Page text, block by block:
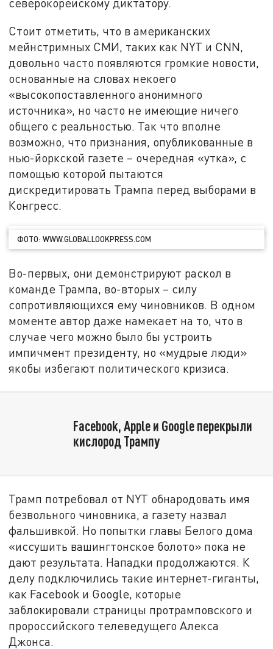
северокорейскому диктатору.
Стоит отметить, что в американских
мейнстримных СМИ, таких как NYT и CNN,
довольно часто появляются громкие новости,
основанные на словах некоего
«высокопоставленного анонимного
источника», но часто не имеющие ничего
общего с реальностью. Так что вполне
возможно, что признания, опубликованные в
нью-йоркской газете – очередная «утка», с
помощью которой пытаются
дискредитировать Трампа перед выборами в
Конгресс.
ФОТО: WWW.GLOBALLOOKPRESS.COM
Во-первых, они демонстрируют раскол в
команде Трампа, во-вторых – силу
сопротивляющихся ему чиновников. В одном
моменте автор даже намекает на то, что в
случае чего можно было бы устроить
импичмент президенту, но «мудрые люди»
якобы избегают политического кризиса.
Facebook, Apple и Google перекрыли
кислород Трампу
Трамп потребовал от NYT обнародовать имя
безвольного чиновника, а газету назвал
фальшивкой. Но попытки главы Белого дома
«иссушить вашингтонское болото» пока не
дают результата. Нападки продолжаются. К
делу подключились такие интернет-гиганты,
как Facebook и Google, которые
заблокировали страницы протрамповского и
пророссийского телеведущего Алекса
Джонса.